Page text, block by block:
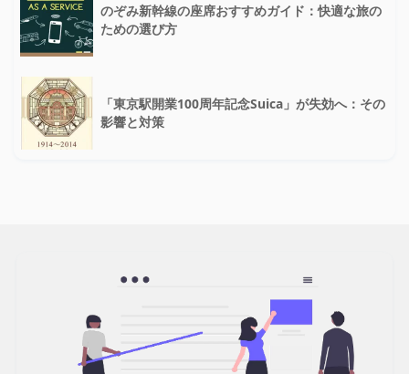
のぞみ新幹線の座席おすすめガイド：快適な旅の
ための選び方
「東京駅開業100周年記念Suica」が失効へ：その
影響と対策